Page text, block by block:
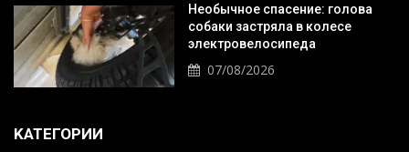
Необычное спасение: голова
собаки застряла в колесе
электровелосипеда
07/08/2026
KАТЕГОРИИ